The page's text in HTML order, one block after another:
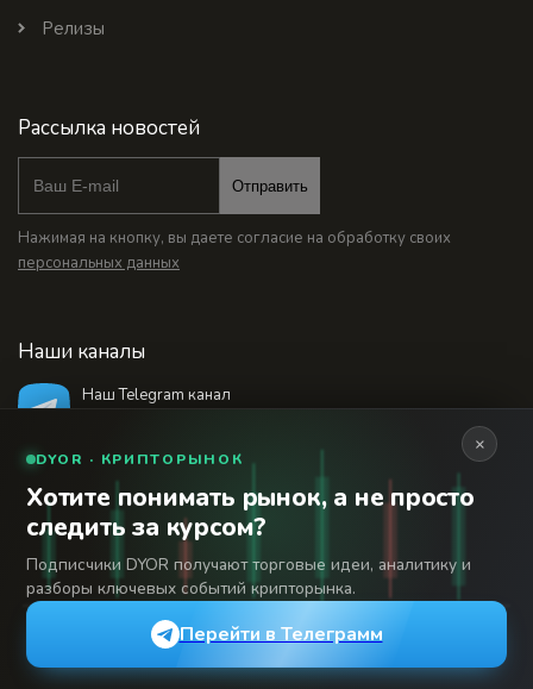
Релизы
Рассылка новостей
Отправить
Нажимая на кнопку, вы даете согласие на обработку своих
персональных данных
Наши каналы
Наш Telegram канал
18+
© 2026 Финансовый интернет-портал «Банки
Сегодня». Используя сайт BanksToday.net вы
соглашаетесь с
Сетевое издание «Банки Сегодня» зарегистрировано
Федеральной службой по надзору в сфере связи,
информационных технологий и массовых коммуникаций,
регистрационный номер: серия Эл № 04-216902
×
DYOR · КРИПТОРЫНОК
Хотите понимать рынок, а не просто
следить за курсом?
Подписчики DYOR получают торговые идеи, аналитику и
разборы ключевых событий крипторынка.
Перейти в Телеграмм